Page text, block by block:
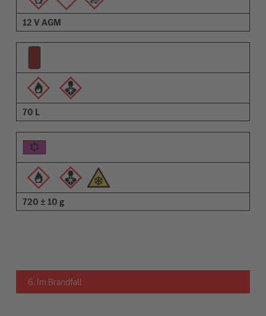
12 V AGM
70 L
720 ± 10 g
6. Im Brandfall